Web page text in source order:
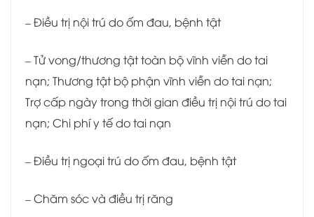
– Điều trị nội trú do ốm đau, bệnh tật
– Tử vong/thương tật toàn bộ vĩnh viễn do tai
nạn; Thương tật bộ phận vĩnh viễn do tai nạn;
Trợ cấp ngày trong thời gian điều trị nội trú do tai
nạn; Chi phí y tế do tai nạn
– Điều trị ngoại trú do ốm đau, bệnh tật
– Chăm sóc và điều trị răng